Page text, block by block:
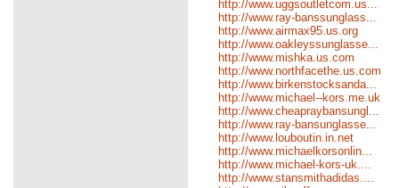
http://www.uggsoutletcom.us...
http://www.ray-banssunglass...
http://www.airmax95.us.org
http://www.oakleyssunglasse...
http://www.mishka.us.com
http://www.northfacethe.us.com
http://www.birkenstocksanda...
http://www.michael--kors.me.uk
http://www.cheapraybansungl...
http://www.ray-bansunglasse...
http://www.louboutin.in.net
http://www.michaelkorsonlin...
http://www.michael-kors-uk....
http://www.stansmithadidas....